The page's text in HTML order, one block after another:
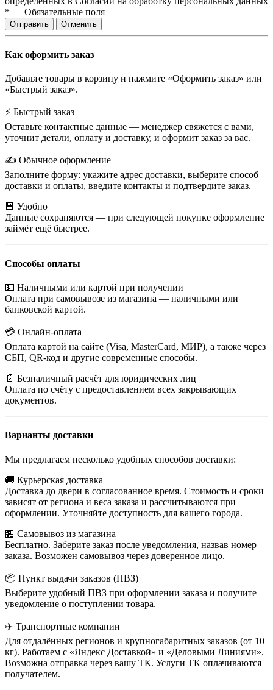
* — Обязательные поля
Отправить Отменить
Как оформить заказ
Добавьте товары в корзину и нажмите «Оформить заказ» или
«Быстрый заказ».
⚡ Быстрый заказ
Оставьте контактные данные — менеджер свяжется с вами,
уточнит детали, оплату и доставку, и оформит заказ за вас.
✍️ Обычное оформление
Заполните форму: укажите адрес доставки, выберите способ
доставки и оплаты, введите контакты и подтвердите заказ.
💾 Удобно
Данные сохраняются — при следующей покупке оформление
займёт ещё быстрее.
Способы оплаты
💵 Наличными или картой при получении
Оплата при самовывозе из магазина — наличными или
банковской картой.
💳 Онлайн-оплата
Оплата картой на сайте (Visa, MasterCard, МИР), а также через
СБП, QR-код и другие современные способы.
📄 Безналичный расчёт для юридических лиц
Оплата по счёту с предоставлением всех закрывающих
документов.
Варианты доставки
Мы предлагаем несколько удобных способов доставки:
🚚 Курьерская доставка
Доставка до двери в согласованное время. Стоимость и сроки
зависят от региона и веса заказа и рассчитываются при
оформлении. Уточняйте доступность для вашего города.
🏪 Самовывоз из магазина
Бесплатно. Заберите заказ после уведомления, назвав номер
заказа. Возможен самовывоз через доверенное лицо.
📦 Пункт выдачи заказов (ПВЗ)
Выберите удобный ПВЗ при оформлении заказа и получите
уведомление о поступлении товара.
✈️ Транспортные компании
Для отдалённых регионов и крупногабаритных заказов (от 10
кг). Работаем с «Яндекс Доставкой» и «Деловыми Линиями».
Возможна отправка через вашу ТК. Услуги ТК оплачиваются
получателем.